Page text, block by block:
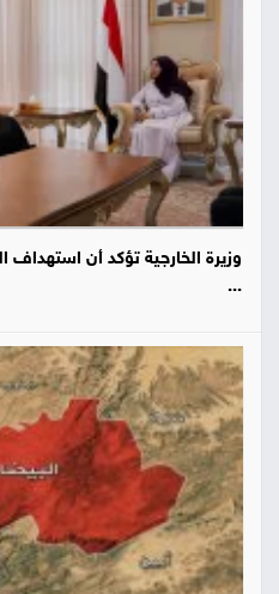
وزيرة الخارجية تؤكد أن استهداف
...